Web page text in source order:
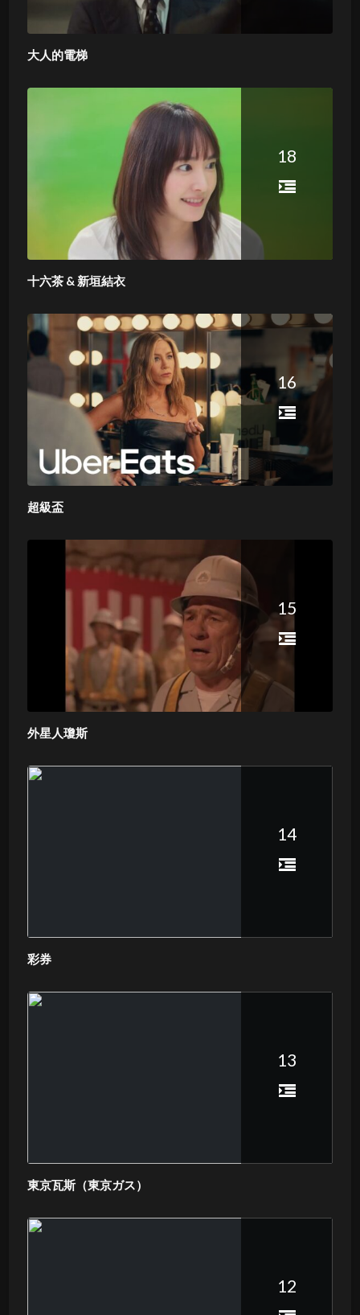
大人的電梯
18
十六茶 & 新垣結衣
16
超級盃
15
外星人瓊斯
14
彩券
13
東京瓦斯（東京ガス）
12